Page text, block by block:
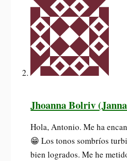
Jhoanna Bolriv
Hola, Antonio. Me ha
😁 Los tonos sombríos
bien logrados. Me he